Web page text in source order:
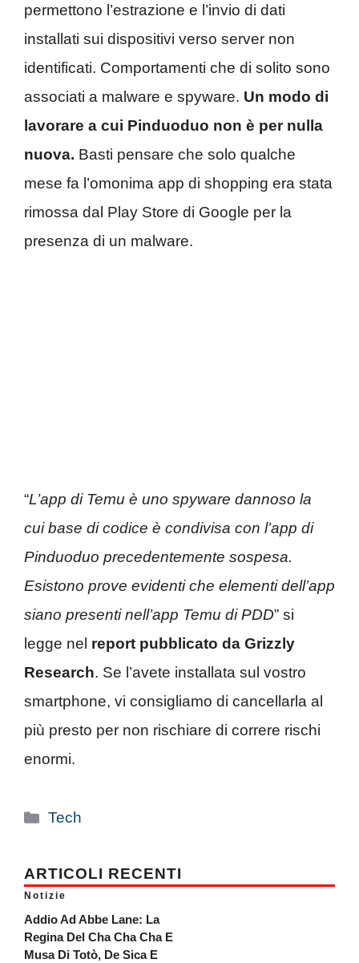
permettono l’estrazione e l’invio di dati
installati sui dispositivi verso server non
identificati. Comportamenti che di solito sono
associati a malware e spyware. Un modo di
lavorare a cui Pinduoduo non è per nulla
nuova. Basti pensare che solo qualche
mese fa l’omonima app di shopping era stata
rimossa dal Play Store di Google per la
presenza di un malware.
“L’app di Temu è uno spyware dannoso la
cui base di codice è condivisa con l’app di
Pinduoduo precedentemente sospesa.
Esistono prove evidenti che elementi dell’app
siano presenti nell’app Temu di PDD” si
legge nel report pubblicato da Grizzly
Research. Se l’avete installata sul vostro
smartphone, vi consigliamo di cancellarla al
più presto per non rischiare di correre rischi
enormi.
Categorie
Tech
ARTICOLI RECENTI
Notizie
Addio Ad Abbe Lane: La
Regina Del Cha Cha Cha E
Musa Di Totò, De Sica E